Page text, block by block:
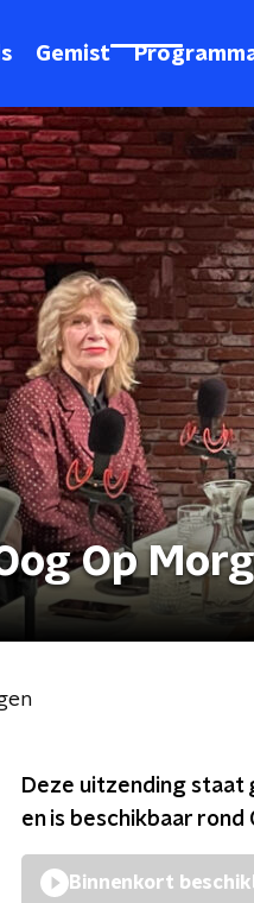
Gemist
Op
Deze uitzending staat
en is beschikbaar rond
Binnenkort